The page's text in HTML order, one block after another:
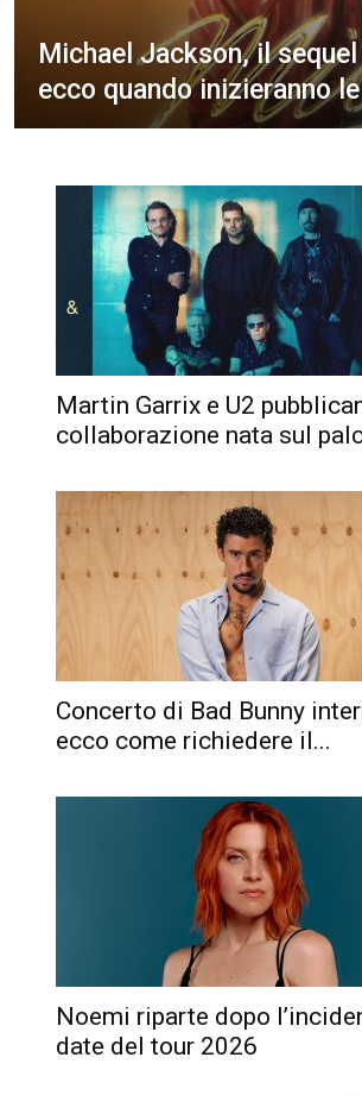
Michael Jackson, il
ecco quando inizieranno
Martin Garrix e U2
collaborazione nata sul
Concerto di Bad Bunny
ecco come richiedere il...
Noemi riparte dopo
date del tour 2026